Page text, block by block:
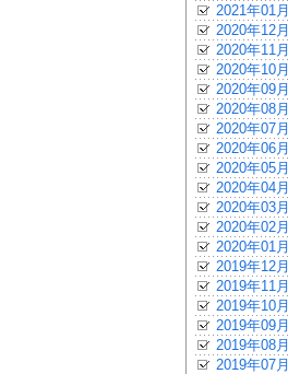
2021年01月
2020年12月
2020年11月
2020年10月
2020年09月
2020年08月
2020年07月
2020年06月
2020年05月
2020年04月
2020年03月
2020年02月
2020年01月
2019年12月
2019年11月
2019年10月
2019年09月
2019年08月
2019年07月